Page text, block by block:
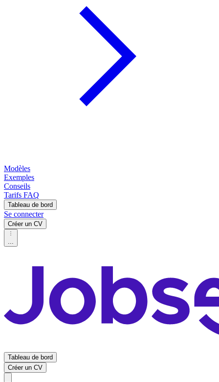
Modèles
Exemples
Conseils
Tarifs FAQ
Tableau de bord
Se connecter
Créer un CV
...
Tableau de bord
Créer un CV